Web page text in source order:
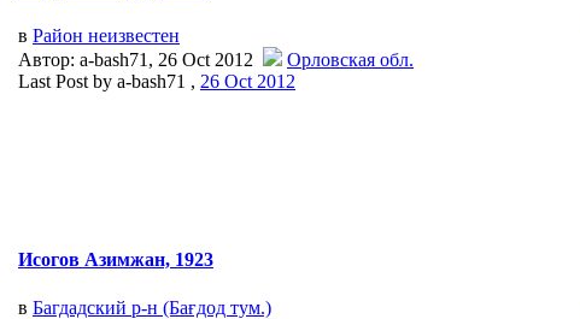
в Район неизвестен
Автор: a-bash71, 26 Oct 2012
Орловская обл.
Last Post by a-bash71 , 26 Oct 2012
Исогов Азимжан, 1923
в Багдадский р-н (Бағдод тум.)